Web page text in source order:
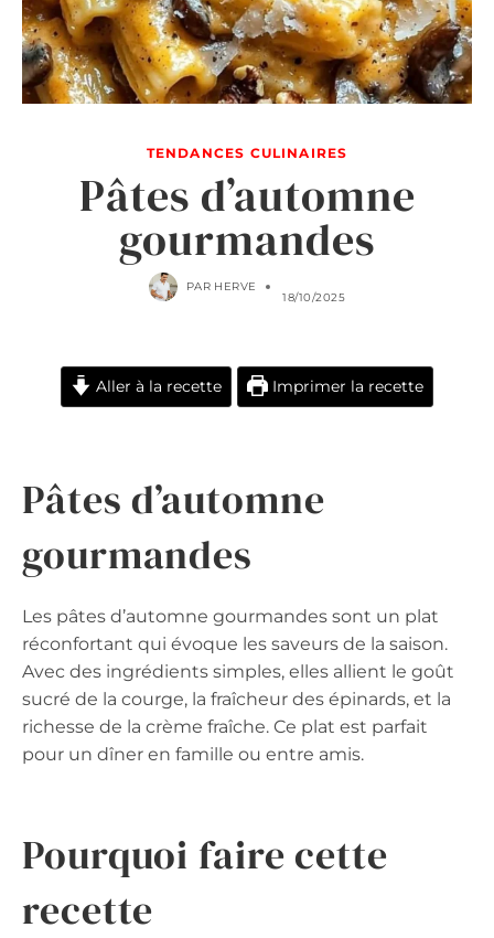
TENDANCES CULINAIRES
Pâtes d’automne
gourmandes
PAR HERVE
18/10/2025
Aller à la recette Imprimer la recette
Pâtes d’automne
gourmandes
Les pâtes d’automne gourmandes sont un plat
réconfortant qui évoque les saveurs de la saison.
Avec des ingrédients simples, elles allient le goût
sucré de la courge, la fraîcheur des épinards, et la
richesse de la crème fraîche. Ce plat est parfait
pour un dîner en famille ou entre amis.
Pourquoi faire cette
recette